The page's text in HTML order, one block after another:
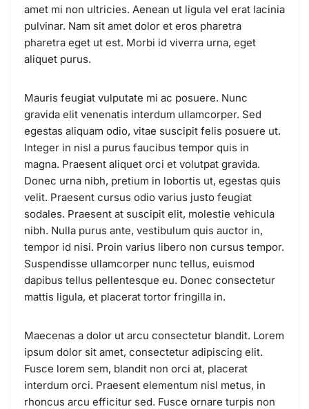
amet mi non ultricies. Aenean ut ligula vel erat lacinia
pulvinar. Nam sit amet dolor et eros pharetra
pharetra eget ut est. Morbi id viverra urna, eget
aliquet purus.
Mauris feugiat vulputate mi ac posuere. Nunc
gravida elit venenatis interdum ullamcorper. Sed
egestas aliquam odio, vitae suscipit felis posuere ut.
Integer in nisl a purus faucibus tempor quis in
magna. Praesent aliquet orci et volutpat gravida.
Donec urna nibh, pretium in lobortis ut, egestas quis
velit. Praesent cursus odio varius justo feugiat
sodales. Praesent at suscipit elit, molestie vehicula
nibh. Nulla purus ante, vestibulum quis auctor in,
tempor id nisi. Proin varius libero non cursus tempor.
Suspendisse ullamcorper nunc tellus, euismod
dapibus tellus pellentesque eu. Donec consectetur
mattis ligula, et placerat tortor fringilla in.
Maecenas a dolor ut arcu consectetur blandit. Lorem
ipsum dolor sit amet, consectetur adipiscing elit.
Fusce lorem sem, blandit non orci at, placerat
interdum orci. Praesent elementum nisl metus, in
rhoncus arcu efficitur sed. Fusce ornare turpis non